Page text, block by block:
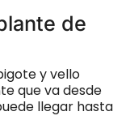
de
y vello
que va desde
llegar hasta